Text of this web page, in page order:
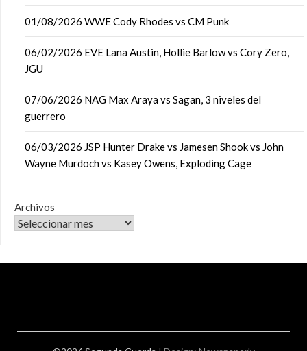
01/08/2026 WWE Cody Rhodes vs CM Punk
06/02/2026 EVE Lana Austin, Hollie Barlow vs Cory Zero,
JGU
07/06/2026 NAG Max Araya vs Sagan, 3 niveles del
guerrero
06/03/2026 JSP Hunter Drake vs Jamesen Shook vs John
Wayne Murdoch vs Kasey Owens, Exploding Cage
Archivos